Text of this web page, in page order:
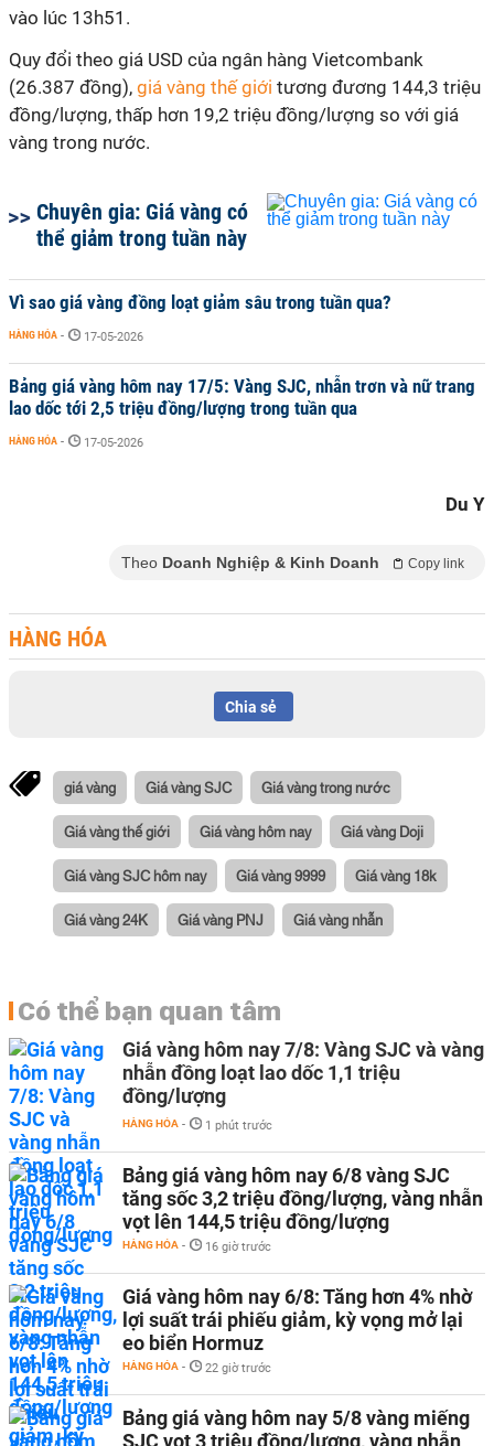
vào lúc 13h51.
Quy đổi theo giá USD của ngân hàng Vietcombank
(26.387 đồng), giá vàng thế giới tương đương 144,3 triệu
đồng/lượng, thấp hơn 19,2 triệu đồng/lượng so với giá
vàng trong nước.
Chuyên gia: Giá vàng có
thể giảm trong tuần này
Vì sao giá vàng đồng loạt giảm sâu trong tuần qua?
HÀNG HÓA - 17-05-2026
Bảng giá vàng hôm nay 17/5: Vàng SJC, nhẫn trơn và nữ trang
lao dốc tới 2,5 triệu đồng/lượng trong tuần qua
HÀNG HÓA - 17-05-2026
Du Y
Theo Doanh Nghiệp & Kinh Doanh Copy link
HÀNG HÓA
Chia sẻ
giá vàng Giá vàng SJC Giá vàng trong nước
Giá vàng thế giới Giá vàng hôm nay Giá vàng Doji
Giá vàng SJC hôm nay Giá vàng 9999 Giá vàng 18k
Giá vàng 24K Giá vàng PNJ Giá vàng nhẫn
Có thể bạn quan tâm
Giá vàng hôm nay 7/8: Vàng SJC và vàng
nhẫn đồng loạt lao dốc 1,1 triệu
đồng/lượng
HÀNG HÓA - 1 phút trước
Bảng giá vàng hôm nay 6/8 vàng SJC
tăng sốc 3,2 triệu đồng/lượng, vàng nhẫn
vọt lên 144,5 triệu đồng/lượng
HÀNG HÓA - 16 giờ trước
Giá vàng hôm nay 6/8: Tăng hơn 4% nhờ
lợi suất trái phiếu giảm, kỳ vọng mở lại
eo biển Hormuz
HÀNG HÓA - 22 giờ trước
Bảng giá vàng hôm nay 5/8 vàng miếng
SJC vọt 3 triệu đồng/lượng, vàng nhẫn